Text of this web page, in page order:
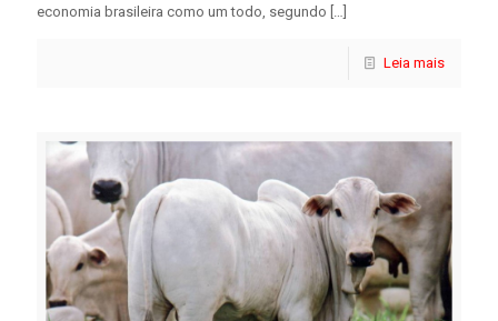
economia brasileira como um todo, segundo […]
Leia mais